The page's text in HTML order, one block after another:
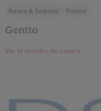
Banca & Seguros France
Gentto
Ver el estudio de caso